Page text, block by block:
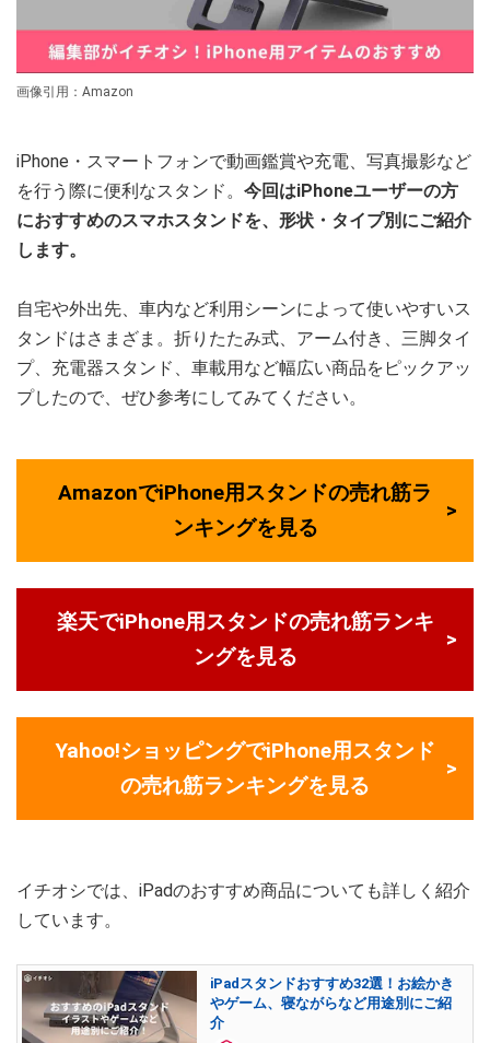
画像引用：Amazon
iPhone・スマートフォンで動画鑑賞や充電、写真撮影など
を行う際に便利なスタンド。 今回はiPhoneユーザーの方
におすすめのスマホスタンドを、形状・タイプ別にご紹介
します。
自宅や外出先、車内など利用シーンによって使いやすいス
タンドはさまざま。折りたたみ式、アーム付き、三脚タイ
プ、充電器スタンド、車載用など幅広い商品をピックアッ
プしたので、ぜひ参考にしてみてください。
AmazonでiPhone用スタンドの売れ筋ラ
ンキングを見る
楽天でiPhone用スタンドの売れ筋ランキ
ングを見る
Yahoo!ショッピングでiPhone用スタンド
の売れ筋ランキングを見る
イチオシでは、iPadのおすすめ商品についても詳しく紹介
しています。
iPadスタンドおすすめ32選！お絵かき
やゲーム、寝ながらなど用途別にご紹
介